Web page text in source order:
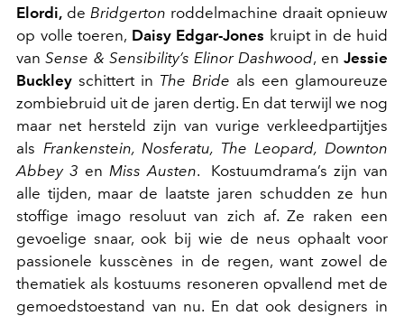
Elordi, de Bridgerton roddelmachine draait opnieuw
op volle toeren, Daisy Edgar-Jones kruipt in de huid
vanSense & Sensibility’s Elinor Dashwood, enJessie
Buckley schittert in The Bride als een glamoureuze
zombiebruid uit de jaren dertig. En dat terwijl we nog
maar net hersteld zijn van vurige verkleedpartijtjes
als Frankenstein, Nosferatu, The Leopard, Downton
Abbey 3 en Miss Austen. Kostuumdrama’s zijn van
alle tijden, maar de laatste jaren schudden ze hun
stoffige imago resoluut van zich af. Ze raken een
gevoelige snaar, ook bij wie de neus ophaalt voor
passionele kusscènes in de regen, want zowel de
thematiek als kostuums resoneren opvallend met de
gemoedstoestand van nu. En dat ook designers in